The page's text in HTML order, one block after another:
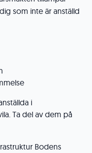
som inte är anställd
i
Ta del av dem på
Bodens